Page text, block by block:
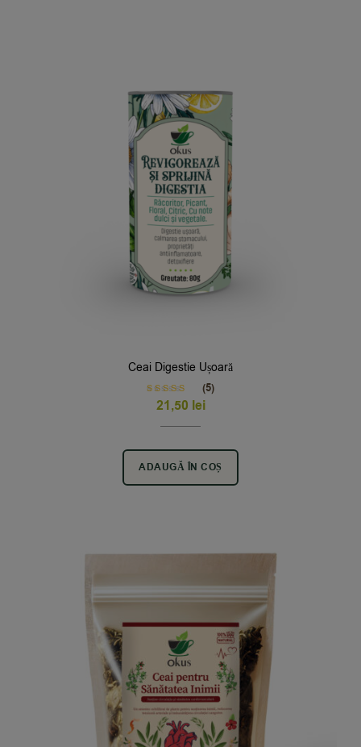
Ceai Digestie Ușoară
Rated5.00
out of 5
(5)
21,50 lei
ADAUGĂ ÎN COȘ